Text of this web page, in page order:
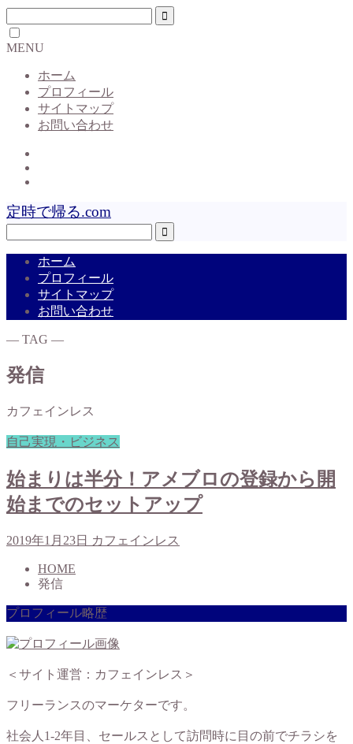
MENU
ホーム
プロフィール
サイトマップ
お問い合わせ
定時で帰る.com
ホーム
プロフィール
サイトマップ
お問い合わせ
― TAG ―
発信
カフェインレス
自己実現・ビジネス
始まりは半分！アメブロの登録から開
始までのセットアップ
2019年1月23日 カフェインレス
HOME
発信
プロフィール略歴
＜サイト運営：カフェインレス＞
フリーランスのマーケターです。
社会人1-2年目、セールスとして訪問時に目の前でチラシを